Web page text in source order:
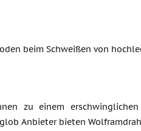
beim Schweißen von
zu einem
Anbieter bieten